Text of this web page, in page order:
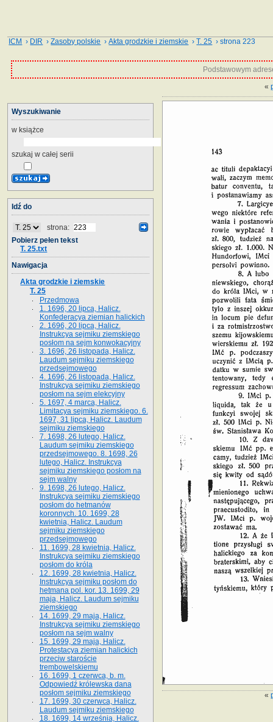
ICM › DIR ›Zasoby polskie ›Akta grodzkie i ziemskie ›T. 25 › strona 223
Podstawowym
«
«
Wyszukiwanie
w książce
szukaj w całej serii
Idź do
strona:
Pobierz pełen tekst
T. 25.txt
Nawigacja
Akta grodzkie i ziemskie
T. 25
Przedmowa
1. 1696, 20 lipca, Halicz.
Konfederacya ziemian halickich
2. 1696, 20 lipca, Halicz.
Instrukcya sejmiku ziemskiego
posłom na sejm konwokacyjny
3. 1696, 26 listopada, Halicz.
Laudum sejmiku ziemskiego
przedsejmowego
4. 1696, 26 listopada, Halicz.
Instrukcya sejmiku ziemskiego
posłom na sejm elekcyjny
5. 1697, 4 marca, Halicz.
Limitacya sejmiku ziemskiego. 6.
1697, 31 lipca, Halicz. Laudum
sejmiku ziemskiego
7. 1698, 26 lutego, Halicz.
Laudum sejmiku ziemskiego
przedsejmowego. 8. 1698, 26
lutego, Halicz. Instrukcya
sejmiku ziemskiego posłom na
sejm walny
9. 1698, 26 lutego, Halicz.
Instrukcya sejmiku ziemskiego
posłom do hetmanów
koronnych. 10. 1699, 28
kwietnia, Halicz. Laudum
sejmiku ziemskiego
przedsejmowego
11. 1699, 28 kwietnia, Halicz.
Instrukcya sejmiku ziemskiego
posłom do króla
12. 1699, 28 kwietnia, Halicz.
Instrukcya sejmiku posłom do
hetmana pol. kor. 13. 1699, 29
maja, Halicz. Laudum sejmiku
ziemskiego
14. 1699, 29 maja, Halicz.
Instrukcya sejmiku ziemskiego
posłom na sejm walny
15. 1699, 29 maja, Halicz.
Protestacya ziemian halickich
przeciw staroście
trembowelskiemu
16. 1699, 1 czerwca, b. m.
Odpowiedź królewska dana
posłom sejmiku ziemskiego
17. 1699, 30 czerwca, Halicz.
Laudum sejmiku ziemskiego
18. 1699, 14 września, Halicz.